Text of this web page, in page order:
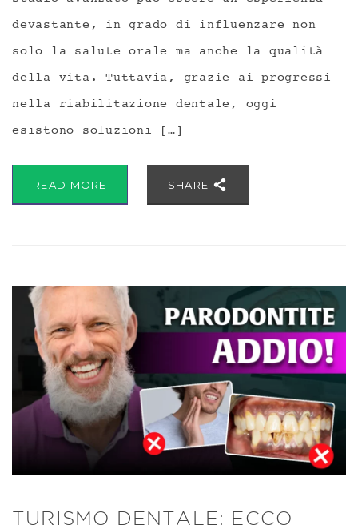
devastante, in grado di influenzare non
solo la salute orale ma anche la qualità
della vita. Tuttavia, grazie ai progressi
nella riabilitazione dentale, oggi
esistono soluzioni […]
READ MORE SHARE
TURISMO DENTALE: ECCO